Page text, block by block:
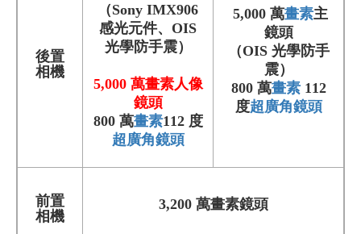
後置
相機
（Sony IMX906
感光元件、OIS
光學防手震）
5,000 萬畫素人像
鏡頭
800 萬畫素112 度
超廣角鏡頭
5,000 萬畫素主
鏡頭
（OIS 光學防手
震）
800 萬畫素112
度超廣角鏡頭
前置
相機
3,200 萬畫素鏡頭